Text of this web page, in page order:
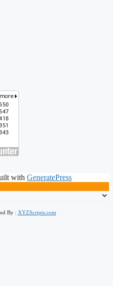
with GeneratePress
By : XYZScripts.com